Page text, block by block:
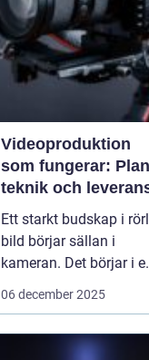
Videoproduktion
som fungerar:
teknik och
Ett starkt budskap i
bild börjar sällan i
kameran. Det börjar i
tydlig plan. När företag
handlar det om att knyta
06 december 2025